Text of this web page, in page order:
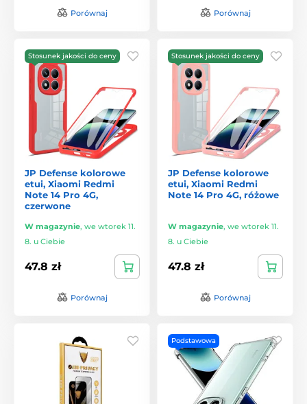
Porównaj Porównaj
Stosunek jakości do ceny
JP Defense kolorowe
etui, Xiaomi Redmi
Note 14 Pro 4G,
czerwone
W magazynie, we wtorek 11.
8. u Ciebie
47.8 zł
Porównaj
Stosunek jakości do ceny
JP Defense kolorowe
etui, Xiaomi Redmi
Note 14 Pro 4G, różowe
W magazynie, we wtorek 11.
8. u Ciebie
47.8 zł
Porównaj
Podstawowa